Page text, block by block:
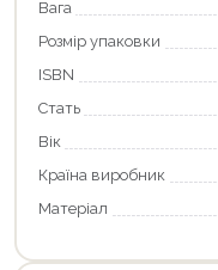
Вага
Розмір упаковки
ISBN
Стать
Вік
Країна виробник
Матеріал